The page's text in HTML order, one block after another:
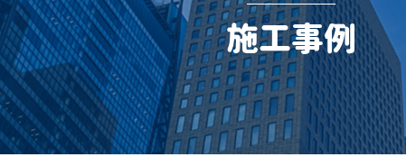
施工事例